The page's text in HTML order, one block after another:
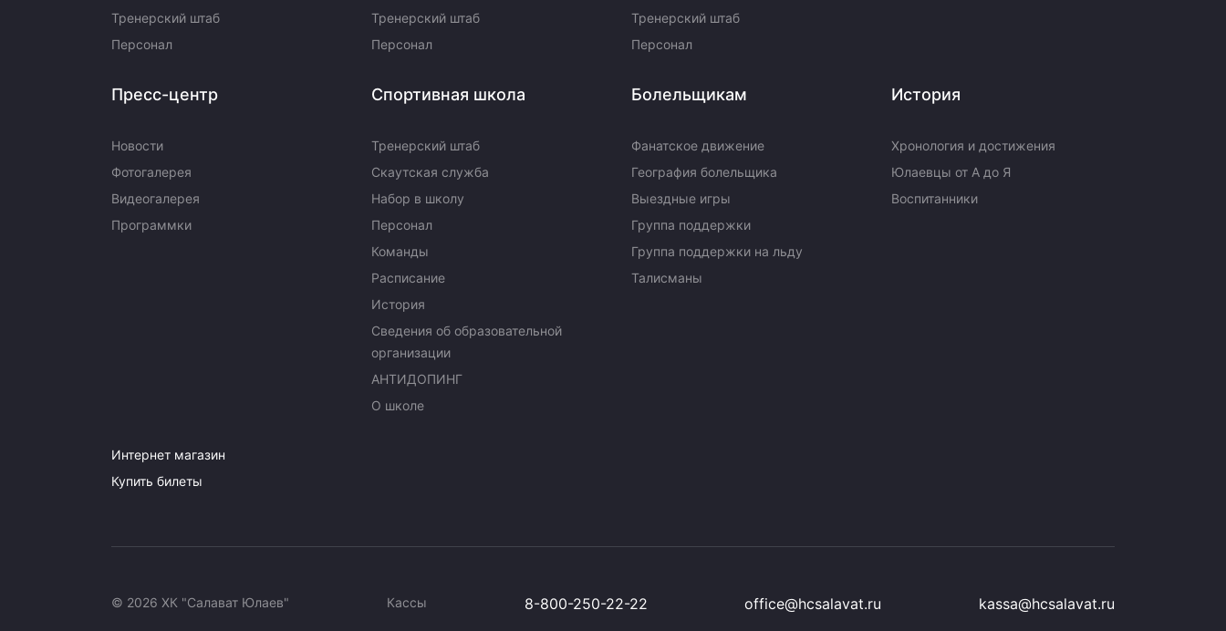
Тренерский штаб
Персонал
Тренерский штаб
Персонал
Тренерский штаб
Персонал
Пресс-центр
Новости
Фотогалерея
Видеогалерея
Программки
Спортивная школа
Тренерский штаб
Скаутская служба
Набор в школу
Персонал
Команды
Расписание
История
Сведения об образовательной
организации
АНТИДОПИНГ
О школе
Болельщикам
Фанатское движение
География болельщика
Выездные игры
Группа поддержки
Группа поддержки на льду
Талисманы
История
Хронология и достижения
Юлаевцы от А до Я
Воспитанники
Интернет магазин
Купить билеты
© 2026 ХК "Салават Юлаев" Кассы 8-800-250-22-22 office@hcsalavat.ru kassa@hcsalavat.ru